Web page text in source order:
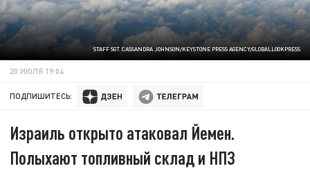
STAFF SGT. CASSANDRA JOHNSON/KEYSTONE PRESS AGENCY/GLOBALLOOKPRESS
20 ИЮЛЯ 19:04
ПОДПИШИТЕСЬ:
Израиль открыто атаковал Йемен.
Полыхают топливный склад и НПЗ